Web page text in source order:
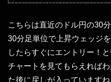
こちらは直近のドル円の30
30分足単位で上昇ウェッジ
したらすぐにエントリー！
チャートを見てもらえれば
た後に戻しが入っていますね